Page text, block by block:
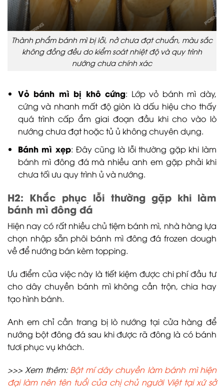
Thành phẩm bánh mì bị lỗi, nở chưa đạt chuẩn, màu sắc
không đồng đều do kiểm soát nhiệt độ và quy trình
nướng chưa chính xác
Vỏ bánh mì bị khô cứng: Lớp vỏ bánh mì dày,
cứng và nhanh mất độ giòn là dấu hiệu cho thấy
quá trình cấp ẩm giai đoạn đầu khi cho vào lò
nướng chưa đạt hoặc tủ ủ không chuyên dụng.
Bánh mì xẹp: Đây cũng là lỗi thường gặp khi làm
bánh mì đông đá mà nhiều anh em gặp phải khi
chưa tối ưu quy trình ủ và nướng.
H2: Khắc phục lỗi thường gặp khi làm
bánh mì đông đá
Hiện nay có rất nhiều chủ tiệm bánh mì, nhà hàng lựa
chọn nhập sẵn phôi bánh mì đông đá frozen dough
về để nướng bán kèm topping.
Ưu điểm của việc này là tiết kiệm được chi phí đầu tư
cho dây chuyền bánh mì không cần trộn, chia hay
tạo hình bánh.
Anh em chỉ cần trang bị lò nướng tại cửa hàng để
nướng bột đông đá sau khi được rã đông là có bánh
tươi phục vụ khách.
>>> Xem thêm: Bật mí dây chuyền làm bánh mì hiện
đại làm nên tên tuổi của chị chủ người Việt tại xứ sở